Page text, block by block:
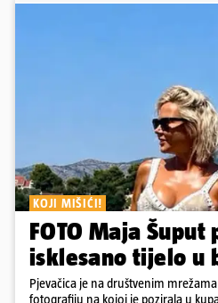
KOJI MIŠIĆI!
FOTO Maja Šuput
isklesano tijelo u
Pjevačica je na društvenim
fotografiju na kojoj je pozirala u